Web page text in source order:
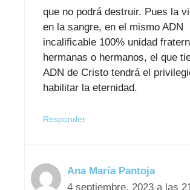
que no podrá destruir. Pues la
en la sangre, en el mismo ADN
incalificable 100% unidad
hermanas o hermanos, el que
ADN de Cristo tendrá el
habilitar la eternidad.
Responder
Ana María Pantoja
4 septiembre, 2023 a las